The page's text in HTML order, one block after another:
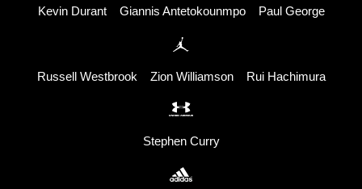
Kevin Durant
Giannis Antetokounmpo Paul George
Russell Westbrook Zion Williamson Rui Hachimura
Stephen Curry